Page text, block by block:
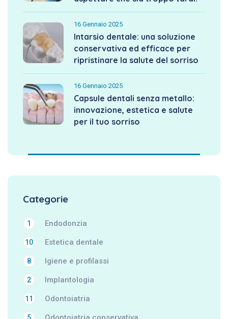
16 Gennaio 2025
Intarsio dentale: una soluzione
conservativa ed efficace per
ripristinare la salute del sorriso
16 Gennaio 2025
Capsule dentali senza metallo:
innovazione, estetica e salute
per il tuo sorriso
Categorie
Endodonzia
1
Estetica dentale
10
Igiene e profilassi
8
Implantologia
2
Odontoiatria
11
5